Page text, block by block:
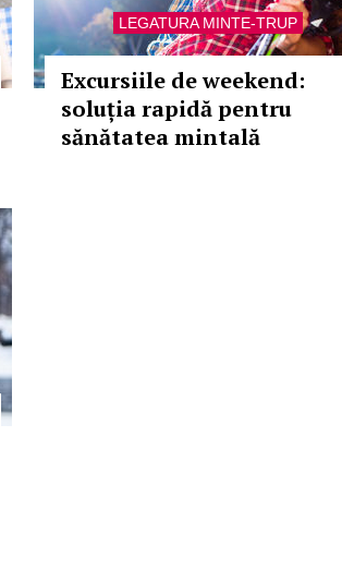
LEGATURA MINTE-TRUP
Excursiile de weekend:
soluția rapidă pentru
sănătatea mintală